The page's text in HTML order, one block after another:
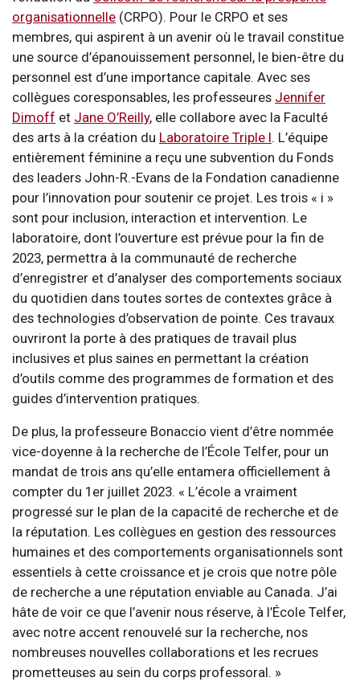
organisationnelle (CRPO). Pour le CRPO et ses
membres, qui aspirent à un avenir où le travail constitue
une source d’épanouissement personnel, le bien-être du
personnel est d’une importance capitale. Avec ses
collègues coresponsables, les professeures Jennifer
Dimoff et Jane O’Reilly, elle collabore avec la Faculté
des arts à la création du Laboratoire Triple I. L’équipe
entièrement féminine a reçu une subvention du Fonds
des leaders John-R.-Evans de la Fondation canadienne
pour l’innovation pour soutenir ce projet. Les trois « i »
sont pour inclusion, interaction et intervention. Le
laboratoire, dont l’ouverture est prévue pour la fin de
2023, permettra à la communauté de recherche
d’enregistrer et d’analyser des comportements sociaux
du quotidien dans toutes sortes de contextes grâce à
des technologies d’observation de pointe. Ces travaux
ouvriront la porte à des pratiques de travail plus
inclusives et plus saines en permettant la création
d’outils comme des programmes de formation et des
guides d’intervention pratiques.
De plus, la professeure Bonaccio vient d’être nommée
vice-doyenne à la recherche de l’École Telfer, pour un
mandat de trois ans qu’elle entamera officiellement à
compter du 1er juillet 2023. « L’école a vraiment
progressé sur le plan de la capacité de recherche et de
la réputation. Les collègues en gestion des ressources
humaines et des comportements organisationnels sont
essentiels à cette croissance et je crois que notre pôle
de recherche a une réputation enviable au Canada. J’ai
hâte de voir ce que l’avenir nous réserve, à l’École Telfer,
avec notre accent renouvelé sur la recherche, nos
nombreuses nouvelles collaborations et les recrues
prometteuses au sein du corps professoral. »